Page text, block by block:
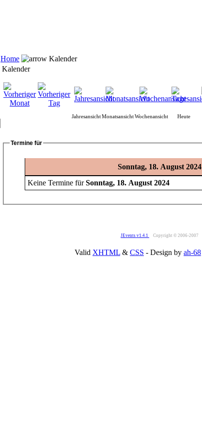
Home
Kalender
Kalender
JahresansichtMonatsansichtWochenansicht Heute
Termine für
Sonntag, 18. August 2024
Keine Termine fürSonntag, 18. August 2024
JEvents v1.4.1 Copyright © 2006-2007
Valid XHTML & CSS - Design by ah-68